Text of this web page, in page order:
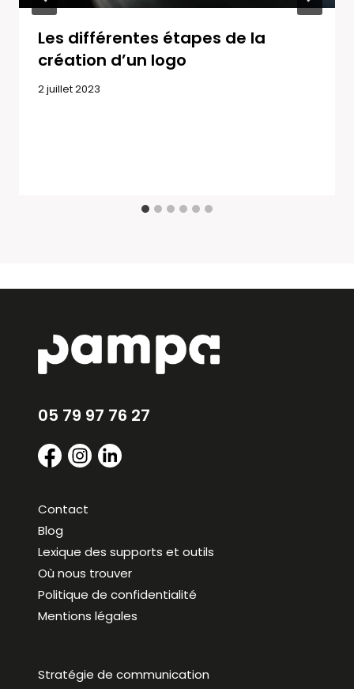
Les différentes étapes de la
création d’un logo
2 juillet 2023
05 79 97 76 27
Contact
Blog
Lexique des supports et outils
Où nous trouver
Politique de confidentialité
Mentions légales
Stratégie de communication